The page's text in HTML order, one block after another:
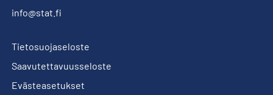
info@stat.fi
Tietosuojaseloste
Saavutettavuusseloste
Evästeasetukset